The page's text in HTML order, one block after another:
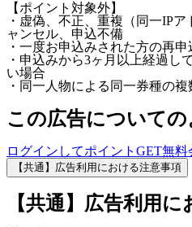
【ポイント対象外】
・虚偽、不正、重複（同一IP
ャンセル、申込不備
・一度お申込みされた方の再申
・申込みから3ヶ月以上経過し
い場合
・同一人物による同一券種の複
この広告について
ログインしてポイントGET無料
【共通】広告利用における注意事項
【共通】広告利用